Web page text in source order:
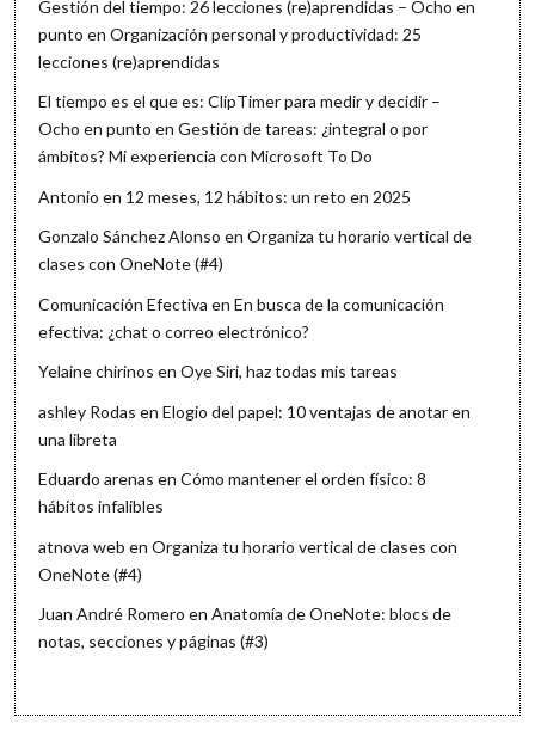
Gestión del tiempo: 26 lecciones (re)aprendidas – Ocho en
punto enOrganización personal y productividad: 25
lecciones (re)aprendidas
El tiempo es el que es: ClipTimer para medir y decidir –
Ocho en punto enGestión de tareas: ¿integral o por
ámbitos? Mi experiencia con Microsoft To Do
Antonio en 12 meses, 12 hábitos: un reto en 2025
Gonzalo Sánchez Alonso enOrganiza tu horario vertical de
clases con OneNote (#4)
Comunicación Efectiva enEn busca de la comunicación
efectiva: ¿chat o correo electrónico?
Yelaine chirinos enOye Siri, haz todas mis tareas
ashley Rodas enElogio del papel: 10 ventajas de anotar en
una libreta
Eduardo arenas enCómo mantener el orden físico: 8
hábitos infalibles
atnova web enOrganiza tu horario vertical de clases con
OneNote (#4)
Juan André Romero enAnatomía de OneNote: blocs de
notas, secciones y páginas (#3)